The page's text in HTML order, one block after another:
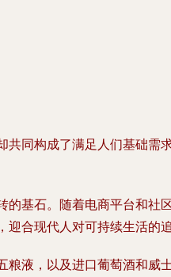
同构成了满足人们基础需
基石。随着电商平台和社
合现代人对可持续生活的追
液，以及进口葡萄酒和威